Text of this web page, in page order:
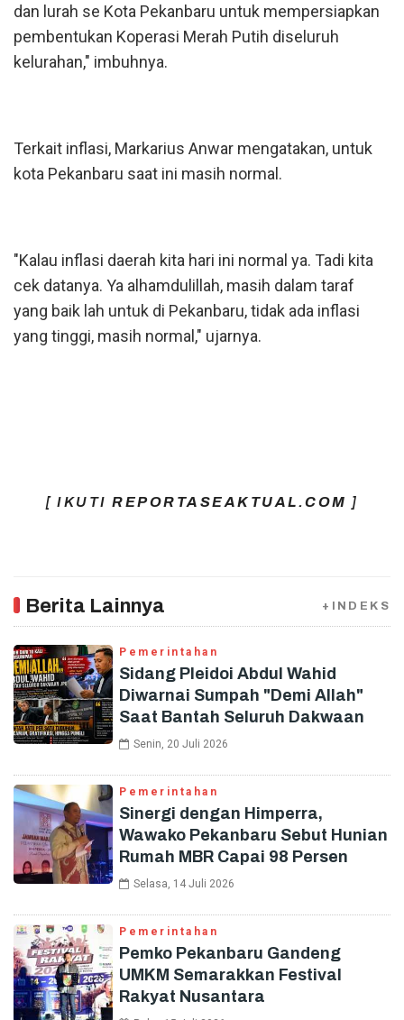
dan lurah se Kota Pekanbaru untuk mempersiapkan
pembentukan Koperasi Merah Putih diseluruh
kelurahan," imbuhnya.
Terkait inflasi, Markarius Anwar mengatakan, untuk
kota Pekanbaru saat ini masih normal.
"Kalau inflasi daerah kita hari ini normal ya. Tadi kita
cek datanya. Ya alhamdulillah, masih dalam taraf
yang baik lah untuk di Pekanbaru, tidak ada inflasi
yang tinggi, masih normal," ujarnya.
[ IKUTIREPORTASEAKTUAL.COM ]
Berita Lainnya +INDEKS
Pemerintahan
Sidang Pleidoi Abdul Wahid
Diwarnai Sumpah "Demi Allah"
Saat Bantah Seluruh Dakwaan
Senin, 20 Juli 2026
Pemerintahan
Sinergi dengan Himperra,
Wawako Pekanbaru Sebut Hunian
Rumah MBR Capai 98 Persen
Selasa, 14 Juli 2026
Pemerintahan
Pemko Pekanbaru Gandeng
UMKM Semarakkan Festival
Rakyat Nusantara